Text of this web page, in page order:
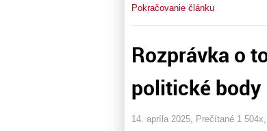
Pokračovanie článku
Rozprávka o
politické body
14. apríla 2025, Prečítané 1 504x,